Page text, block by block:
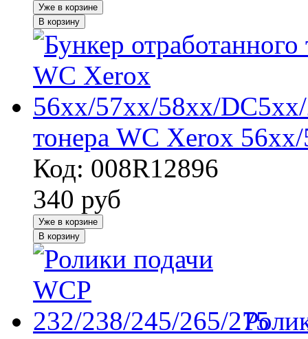
Уже в корзине
В корзину
тонера WC Xerox
Код: 008R12896
340 руб
Уже в корзине
В корзину